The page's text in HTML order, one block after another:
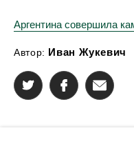
Аргентина совершила
Автор: Иван Жукевич